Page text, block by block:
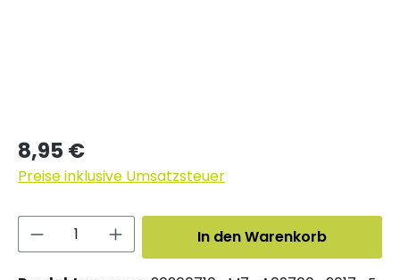
Regulärer Preis:
8,95 €
Preise inklusive Umsatzsteuer
Produkt Anzahl: Gib den
In den Warenkorb